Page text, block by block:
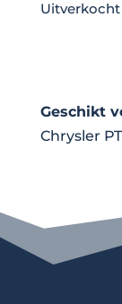
Uitverkocht
Geschikt
Chrysler